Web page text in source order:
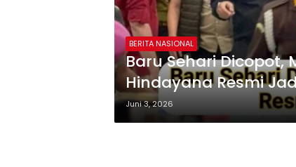
BERITA NASIONAL
Baru Sehari Dicopot,
Hindayana Resmi
Juni 3, 2026